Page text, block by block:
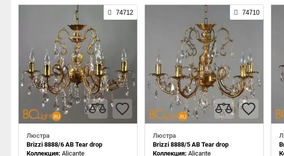
74712
Люстра
Brizzi 8888/6 AB Tear drop
Коллекция: Alicante
74710
Люстра
Brizzi 8888/5 AB Tear drop
Коллекция: Alicante